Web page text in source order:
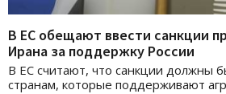
В ЕС обещают ввести санкции
Ирана за поддержку России
В ЕС считают, что санкции должны
странам, которые поддерживают